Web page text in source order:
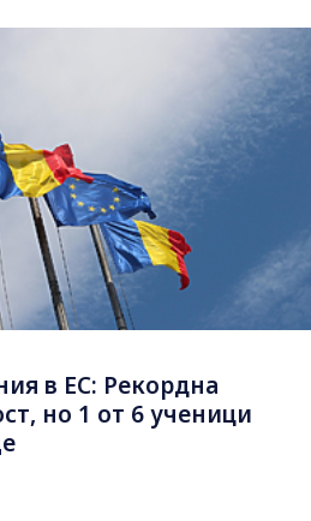
в ЕС: Рекордна
но 1 от 6 ученици